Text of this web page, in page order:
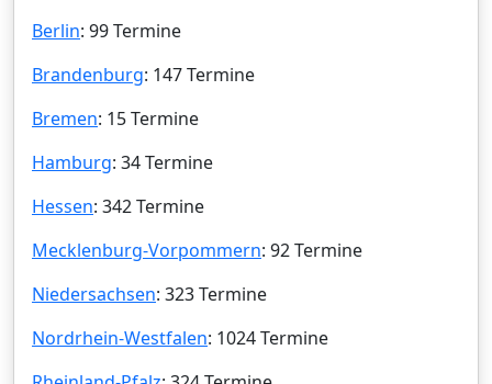
Berlin: 99 Termine
Brandenburg: 147 Termine
Bremen: 15 Termine
Hamburg: 34 Termine
Hessen: 342 Termine
Mecklenburg-Vorpommern: 92 Termine
Niedersachsen: 323 Termine
Nordrhein-Westfalen: 1024 Termine